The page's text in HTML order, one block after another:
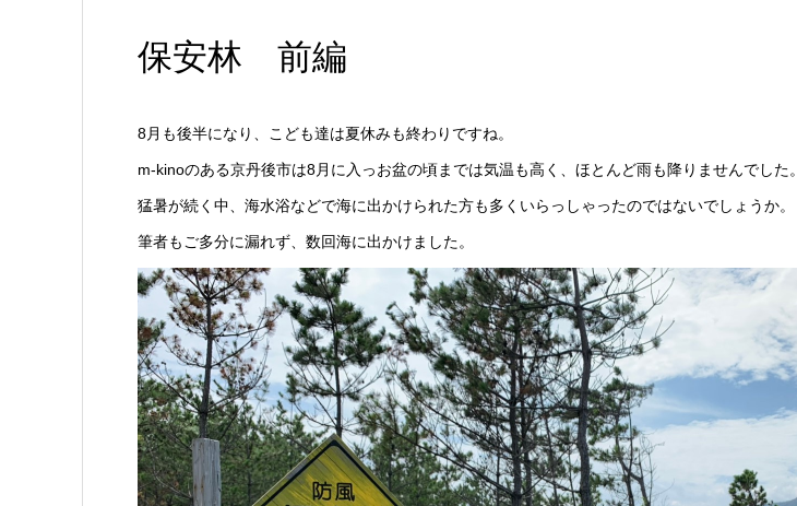
保安林 前編
8月も後半になり、こども達は夏休みも終わりですね。
m-kinoのある京丹後市は8月に入っお盆の頃までは気温も高く、ほとんど雨も降りませんでした。
猛暑が続く中、海水浴などで海に出かけられた方も多くいらっしゃったのではないでしょうか。
筆者もご多分に漏れず、数回海に出かけました。